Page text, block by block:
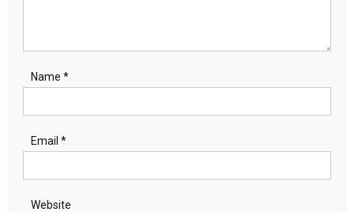
Name *
Email *
Website